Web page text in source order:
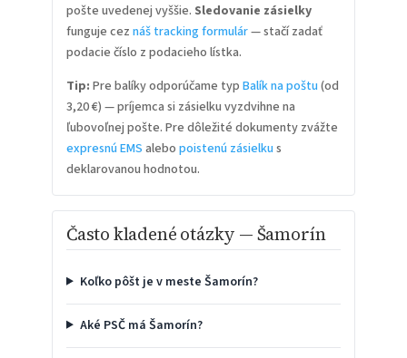
pošte uvedenej vyššie. Sledovanie zásielky
funguje cez náš tracking formulár— stačí zadať
podacie číslo z podacieho lístka.
Tip: Pre balíky odporúčame typ Balík na poštu (od
3,20 €) — príjemca si zásielku vyzdvihne na
ľubovoľnej pošte. Pre dôležité dokumenty zvážte
expresnú EMS alebo poistenú zásielku s
deklarovanou hodnotou.
Často kladené otázky — Šamorín
Koľko pôšt je v meste Šamorín?
Aké PSČ má Šamorín?